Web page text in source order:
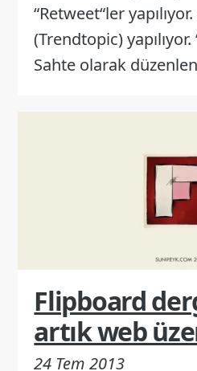
“Retweet“ler
(Trendtopic) yapılıyor.
Sahte olarak
Flipboard
artık web
24 Tem 2013